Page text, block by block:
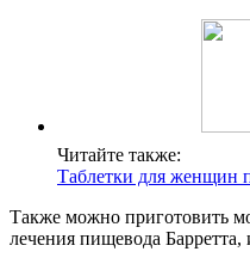
Читайте также:
Таблетки для женщин
Также можно приготовить
лечения пищевода